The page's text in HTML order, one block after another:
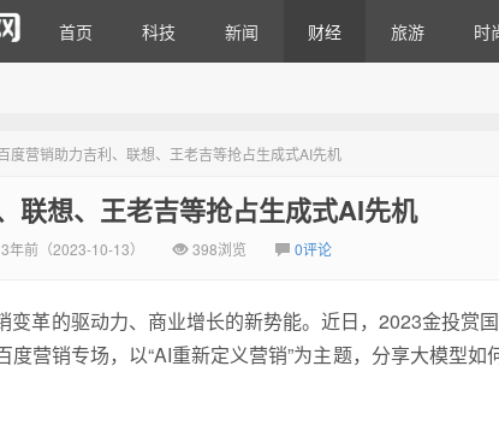
首页 科技 新闻 财经 旅游 时
度营销助力吉利、联想、王老吉等抢占生成式AI先机
联想、王老吉等抢占生成式AI先机
3年前（2023-10-13） 398浏览 0评论
变革的驱动力、商业增长的新势能。近日，2023金投赏
营销专场，以“AI重新定义营销”为主题，分享大模型如